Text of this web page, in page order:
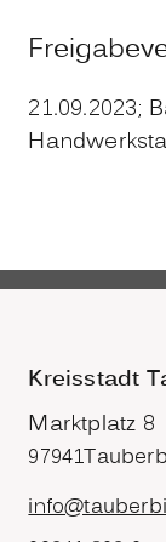
21.09.2023;
Kreisstadt
Marktplatz 8
97941